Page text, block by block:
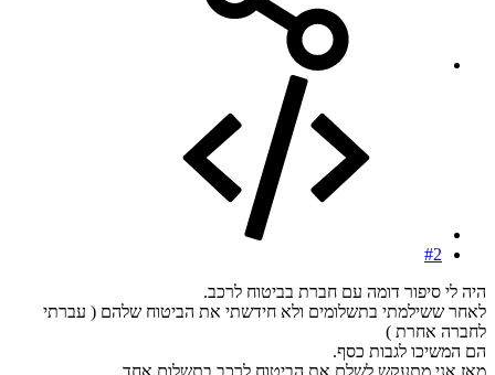
#2
היה לי סיפור דומה עם חברת בביטוח לרכב.
לאחר ששילמתי בתשלומים ולא חידשתי את הביטוח שלהם ( עברתי
לחברה אחרת )
הם המשיכו לגבות כסף.
מאז אני מתעקש לשלם את הביטוח לרכב בתשלום אחד